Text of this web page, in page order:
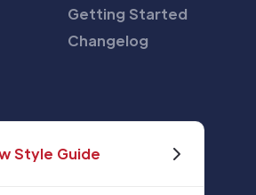
Getting Started
Changelog
Style Guide